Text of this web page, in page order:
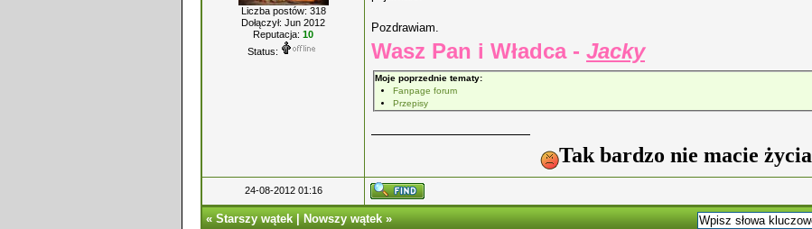
Liczba postów: 318
Dołączył: Jun 2012
Reputacja: 10
Status:
Pozdrawiam.
Wasz Pan i Władca - Jacky
Moje poprzednie tematy:
Fanpage forum
Przepisy
Tak bardzo nie macie życia
24-08-2012 01:16
«Starszy wątek|Nowszy wątek»